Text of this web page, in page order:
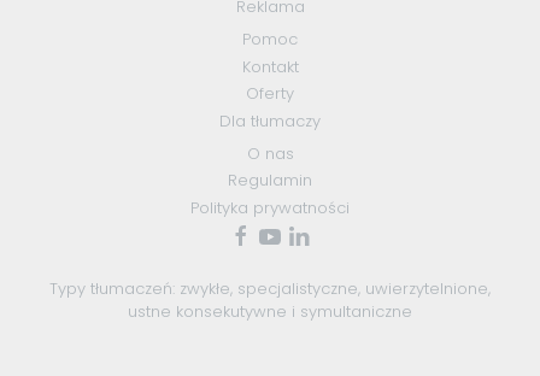
Reklama
Pomoc
Kontakt
Oferty
Dla tłumaczy
O nas
Regulamin
Polityka prywatności
Typy tłumaczeń: zwykłe, specjalistyczne, uwierzytelnione,
ustne konsekutywne i symultaniczne